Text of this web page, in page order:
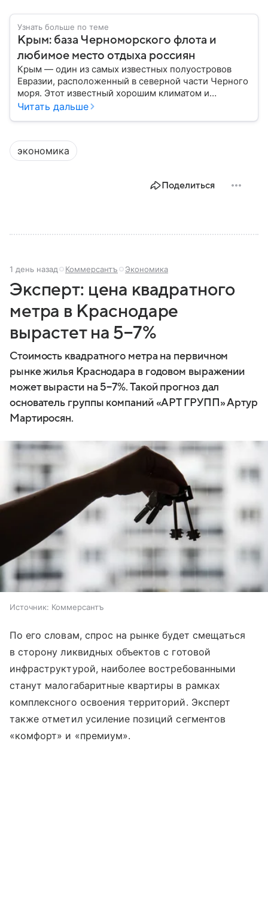
Узнать больше по теме
Крым: база Черноморского флота и
любимое место отдыха россиян
Крым — один из самых известных полуостровов
Евразии, расположенный в северной части Черного
моря. Этот известный хорошим климатом и
красивой природой регион имеет также огромное
государства к другому, а его географическое
положение сделало полуостров ключевой точкой
Читать дальше
экономика
Поделиться
1 день назад Коммерсантъ Экономика
Эксперт: цена квадратного
метра в Краснодаре
вырастет на 5−7%
Стоимость квадратного метра на первичном
рынке жилья Краснодара в годовом выражении
может вырасти на 5−7%. Такой прогноз дал
основатель группы компаний «АРТ ГРУПП» Артур
Мартиросян.
Источник: Коммерсантъ
По его словам, спрос на рынке будет смещаться
в сторону ликвидных объектов с готовой
инфраструктурой, наиболее востребованными
станут малогабаритные квартиры в рамках
комплексного освоения территорий. Эксперт
также отметил усиление позиций сегментов
«комфорт» и «премиум».